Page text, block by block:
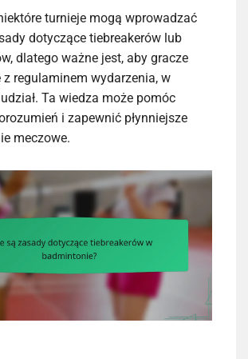
turnieje mogą wprowadzać
dotyczące tiebreakerów lub
dlatego ważne jest, aby gracze
regulaminem wydarzenia, w
Ta wiedza może pomóc
i zapewnić płynniejsze
meczowe.